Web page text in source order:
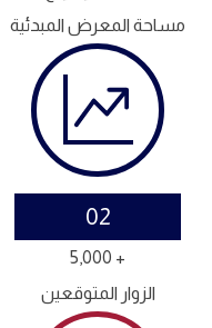
مساحة المعرض المبدئية
02
+ 5,000
الزوار المتوقعين